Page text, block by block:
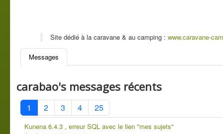
Site dédié à la caravane & au camping : www.caravane-
Messages
carabao's messages récents
1 2 3 4 25
Kunena 6.4.3 , erreur SQL avec le lien "mes sujets"